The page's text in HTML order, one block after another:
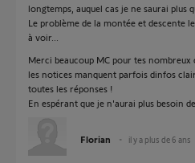
longtemps, auquel cas je ne saurai plus
Le problème de la montée et descente
à voir...
Merci beaucoup MC pour tes nombreux
les notices manquent parfois dinfos
toutes les réponses !
En espérant que je n'aurai plus besoin
Florian il y a plus de 6 ans